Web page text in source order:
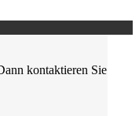
kontaktieren Sie